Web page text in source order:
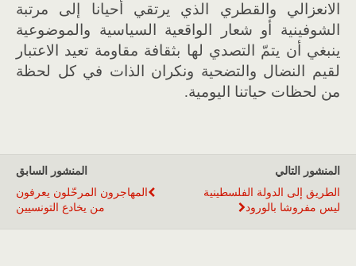
الانعزالي والقطري الذي يرتقي أحيانا إلى مرتبة
الشوفينية أو شعار الواقعية السياسية والموضوعية
ينبغي أن يتمّ التصدي لها بثقافة مقاومة تعيد الاعتبار
لقيم النضال والتضحية ونكران الذات في كل لحظة
من لحظات حياتنا اليومية.
المنشور السابق
المهاجرون المرحّلون يعرفون
من يخادع التونسيين
المنشور التالي
الطريق إلى الدولة الفلسطينية
ليس مفروشا بالورود